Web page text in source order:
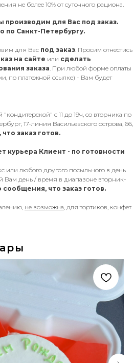
не более 10% от суточного рациона.
для Вас под заказ.
по Санкт-Петербургу.
для Вас под заказ. Просим отнестись
на сайте или сделать
заказа. При любой форме оплаты
по платежной ссылке) - Вам будет
с 11 до 19ч, со вторника по
17-линия Васильевского острова, 66,
заказ готов.
курьера Клиент - по готовности
или любого другого посыльного в день
Вам день / время в диапазоне вторник-
что заказ готов.
не возможна, для тортиков, конфет